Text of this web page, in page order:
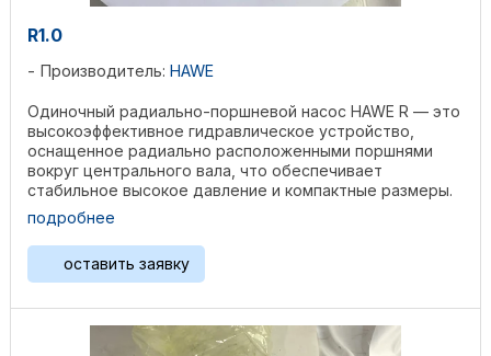
R1.0
Производитель: HAWE
Одиночный радиально-поршневой насос HAWE R — это
высокоэффективное гидравлическое устройство,
оснащенное радиально расположенными поршнями
вокруг центрального вала, что обеспечивает
стабильное высокое давление и компактные размеры.
Изготовленный из ...
подробнее
оставить заявку